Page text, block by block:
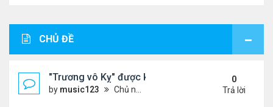
CHỦ ĐỀ
"Trương vô Kỵ" được khen trẻ trung, phong độ
by music123 Chủ nhật Tháng 7 12, 2026 4:23 pm
0
Trả lời